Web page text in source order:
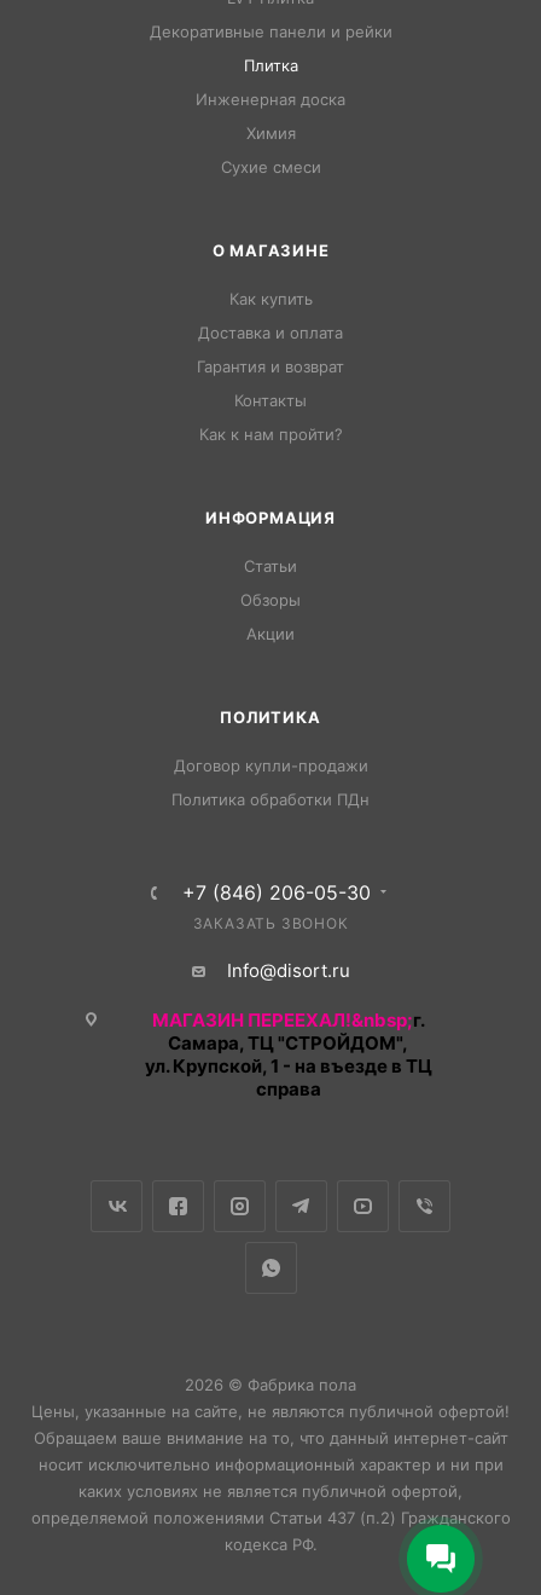
Декоративные панели и рейки
Плитка
Инженерная доска
Химия
Сухие смеси
О МАГАЗИНЕ
Как купить
Доставка и оплата
Гарантия и возврат
Контакты
Как к нам пройти?
ИНФОРМАЦИЯ
Статьи
Обзоры
Акции
ПОЛИТИКА
Договор купли-продажи
Политика обработки ПДн
+7 (846) 206-05-30
ЗАКАЗАТЬ ЗВОНОК
Info@disort.ru
МАГАЗИН ПЕРЕЕХАЛ!&nbsp;г.
Самара, ТЦ "СТРОЙДОМ",
ул. Крупской, 1 - на въезде в ТЦ
справа
2026 © Фабрика пола
Цены, указанные на сайте, не являются публичной офертой!
Обращаем ваше внимание на то, что данный интернет-сайт
носит исключительно информационный характер и ни при
каких условиях не является публичной офертой,
определяемой положениями Статьи 437 (п.2) Гражданского
кодекса РФ.